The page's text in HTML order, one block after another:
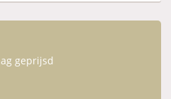
geprijsd